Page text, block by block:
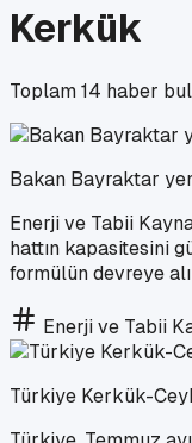
Kerkük
Toplam14 haber
Bakan Bayraktar
Enerji ve Tabii
hattın kapasitesini
formülün devreye
Enerji ve Tabii
Türkiye Kerkük-